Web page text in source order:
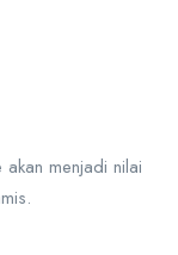
menjadi nilai